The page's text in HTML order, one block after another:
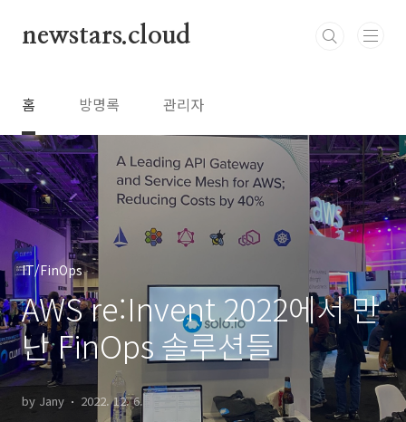
newstars.cloud
홈 방명록 관리자
IT/FinOps
AWS re:Invent 2022에서 만
난 FinOps 솔루션들
by Jany 2022. 12. 6.